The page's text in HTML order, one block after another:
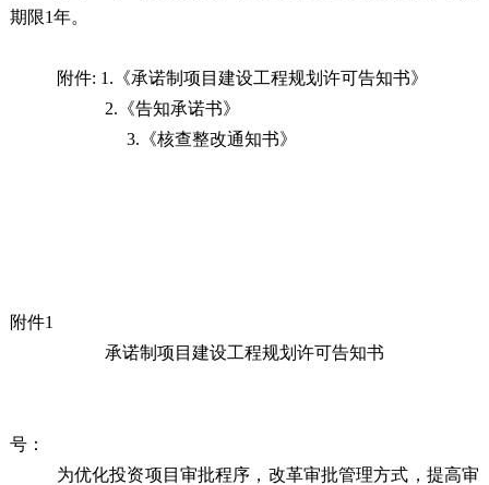
期限1年。
附件: 1.《承诺制项目 建设工程规划许可告知书》
2.《告知承诺书》
3.《核查整改通知书》
附件1
承诺制项目 建设工程规划许可告知书
号：
为优化投资项目审批程序，改革审批管理方式，提高审